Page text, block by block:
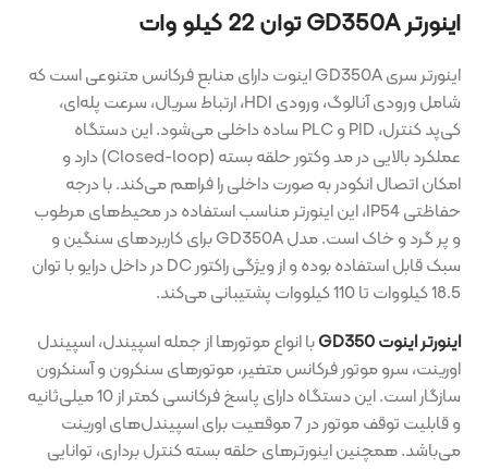
اینورتر GD350A توان 22 کیلو وات
اینورتر سری GD350A اینوت دارای منابع فرکانس متنوعی است که
شامل ورودی آنالوگ، ورودی HDI، ارتباط سریال، سرعت پله‌ای،
کی‌پد کنترل، PID و PLC ساده داخلی می‌شود. این دستگاه
عملکرد بالایی در مد وکتور حلقه بسته (Closed-loop) دارد و
امکان اتصال انکودر به صورت داخلی را فراهم می‌کند. با درجه
حفاظتی IP54، این اینورتر مناسب استفاده در محیط‌های مرطوب
و پر گرد و خاک است. مدل GD350A برای کاربردهای سنگین و
سبک قابل استفاده بوده و از ویژگی راکتور DC در داخل درایو با توان
18.5 کیلووات تا 110 کیلووات پشتیبانی می‌کند.
اینورتر اینوت GD350
با انواع موتورها از جمله اسپیندل، اسپیندل
اورینت، سرو موتور فرکانس متغیر، موتورهای سنکرون و آسنکرون
سازگار است. این دستگاه دارای پاسخ فرکانسی کمتر از 10 میلی‌ثانیه
و قابلیت توقف موتور در 7 موقعیت برای اسپیندل‌های اورینت
می‌باشد. همچنین اینورترهای حلقه بسته کنترل برداری، توانایی